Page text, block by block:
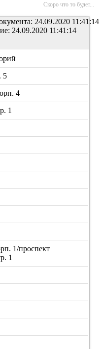
Скоро что то будет...
24.09.2020 11:41:14
24.09.2020 11:41:14
5
4
1
1/проспект
1